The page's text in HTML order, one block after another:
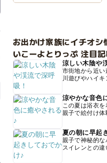
お出かけ家族にイチオシ
いこーよとりっぷ 注目
涼しい木陰や
市街地から近
川遊びやハイ
涼やかな音色
この夏は浴衣を
親子で絵付け体
夏の朝に早起
親子で神秘的な
スイレンとの